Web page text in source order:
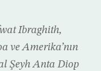
Ibraghith,
ve Amerika’nın
Şeyh Anta Diop